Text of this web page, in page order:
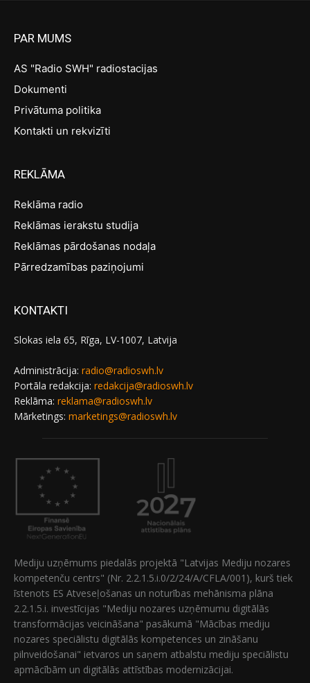
PAR MUMS
AS "Radio SWH" radiostacijas
Dokumenti
Privātuma politika
Kontakti un rekvizīti
REKLĀMA
Reklāma radio
Reklāmas ierakstu studija
Reklāmas pārdošanas nodaļa
Pārredzamības paziņojumi
KONTAKTI
Slokas iela 65, Rīga, LV-1007, Latvija
Administrācija: radio@radioswh.lv
Portāla redakcija: redakcija@radioswh.lv
Reklāma: reklama@radioswh.lv
Mārketings: marketings@radioswh.lv
Mediju uzņēmums piedalās projektā "Latvijas Mediju nozares
kompetenču centrs" (Nr. 2.2.1.5.i.0/2/24/A/CFLA/001), kurš tiek
īstenots ES Atveseļošanas un noturības mehānisma plāna
2.2.1.5.i. investīcijas "Mediju nozares uzņēmumu digitālās
transformācijas veicināšana" pasākumā "Mācības mediju
nozares speciālistu digitālās kompetences un zināšanu
pilnveidošanai" ietvaros un saņem atbalstu mediju speciālistu
apmācībām un digitālās attīstības modernizācijai.